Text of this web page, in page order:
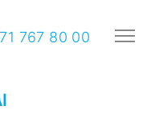
767 80 00